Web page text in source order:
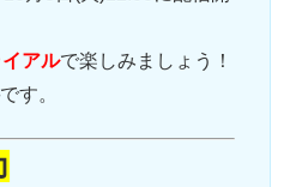
アルで楽しみましょう！
です。